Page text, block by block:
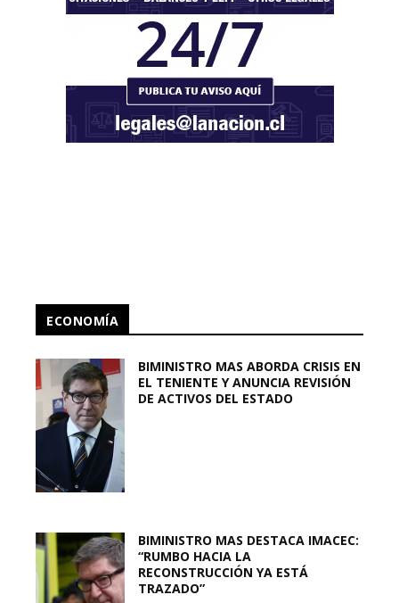
ECONOMÍA
BIMINISTRO MAS ABORDA CRISIS EN
EL TENIENTE Y ANUNCIA REVISIÓN
DE ACTIVOS DEL ESTADO
BIMINISTRO MAS DESTACA IMACEC:
“RUMBO HACIA LA
RECONSTRUCCIÓN YA ESTÁ
TRAZADO”